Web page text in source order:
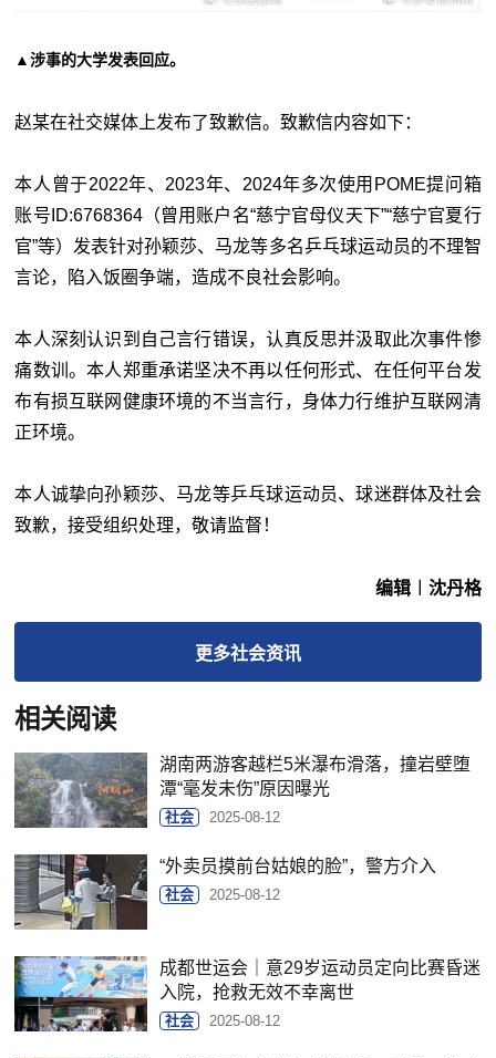
▲涉事的大学发表回应。
赵某在社交媒体上发布了致歉信。致歉信内容如下：
本人曾于2022年、2023年、2024年多次使用POME提问箱
账号ID:6768364（曾用账户名“慈宁官母仪天下”“慈宁官夏行
官”等）发表针对孙颖莎、马龙等多名乒乓球运动员的不理智
言论，陷入饭圈争端，造成不良社会影响。
本人深刻认识到自己言行错误，认真反思并汲取此次事件惨
痛数训。本人郑重承诺坚决不再以任何形式、在任何平台发
布有损互联网健康环境的不当言行，身体力行维护互联网清
正环境。
本人诚挚向孙颖莎、马龙等乒乓球运动员、球迷群体及社会
致歉，接受组织处理，敬请监督！
编辑︱沈丹格
更多社会资讯
相关阅读
湖南两游客越栏5米瀑布滑落，撞岩壁堕
潭“毫发未伤”原因曝光
社会 2025-08-12
“外卖员摸前台姑娘的脸”，警方介入
社会 2025-08-12
成都世运会｜意29岁运动员定向比赛昏迷
入院，抢救无效不幸离世
社会 2025-08-12